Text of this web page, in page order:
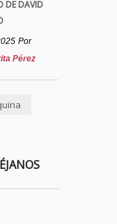
DE DAVID
Por
Pérez